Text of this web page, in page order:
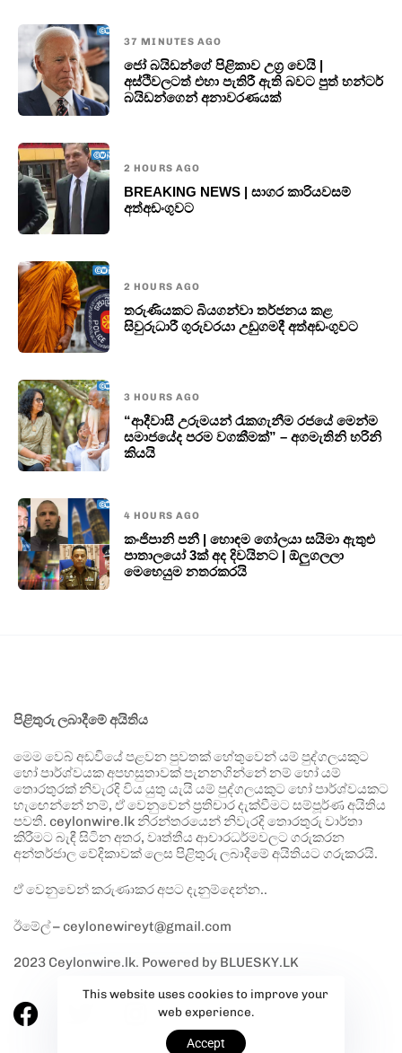
37 MINUTES AGO
ජෝ බයිඩන්ගේ පිළිකාව උග්‍ර වෙයි |
අස්ථිවලටත් එහා පැතිරී ඇති බවට පුත් හන්ටර්
බයිඩන්ගෙන් අනාවරණයක්
2 HOURS AGO
BREAKING NEWS | සාගර කාරියවසම්
අත්අඩංගුවට
2 HOURS AGO
තරුණියකට බියගන්වා තර්ජනය කළ
සිවුරුධාරී ගුරුවරයා උඩුගමදී අත්අඩංගුවට
3 HOURS AGO
“ආදීවාසී උරුමයන් රැකගැනීම රජයේ මෙන්ම
සමාජයේද පරම වගකීමක්” – අගමැතිනි හරිනි
කියයි
4 HOURS AGO
කංජිපානි පනී | හොඳම ගෝලයා සයිමා ඇතුළු
පාතාලයෝ 3ක් අද දිවයිනට | ඕලුගලලා
මෙහෙයුම නතරකරයි
පිළිතුරු ලබාදීමේ අයිතිය
මෙම වෙබ් අඩවියේ පළවන පුවතක් හේතුවෙන් යම් පුද්ගලයකුට
හෝ පාර්ශ්වයක අපහසුතාවක් පැනනගින්නේ නම් හෝ යම්
තොරතුරක් නිවැරදි විය යුතු යැයි යම් පුද්ගලයකුට හෝ පාර්ශ්වයකට
හැඟෙන්නේ නම්, ඒ වෙනුවෙන් ප්‍රතිචාර දැක්වීමට සම්පූර්ණ අයිතිය
පවතී. ceylonwire.lk නිරන්තරයෙන් නිවැරදි තොරතුරු වාර්තා
කිරීමට බැඳී සිටින අතර, වෘත්තීය ආචාරධර්මවලට ගරුකරන
අන්තර්ජාල වේදිකාවක් ලෙස පිළිතුරු ලබාදීමේ අයිතියට ගරුකරයි.
ඒ වෙනුවෙන් කරුණාකර අපට දැනුම්දෙන්න..
ඊමේල් – ceylonewireyt@gmail.com
2023 Ceylonwire.lk. Powered by BLUESKY.LK
This website uses cookies to improve your
web experience.
Accept